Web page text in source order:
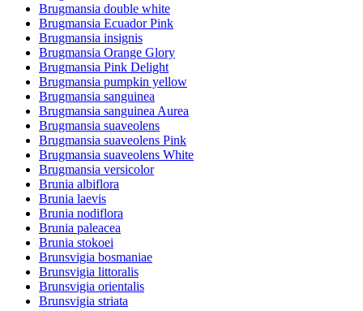
Brugmansia double white
Brugmansia Ecuador Pink
Brugmansia insignis
Brugmansia Orange Glory
Brugmansia Pink Delight
Brugmansia pumpkin yellow
Brugmansia sanguinea
Brugmansia sanguinea Aurea
Brugmansia suaveolens
Brugmansia suaveolens Pink
Brugmansia suaveolens White
Brugmansia versicolor
Brunia albiflora
Brunia laevis
Brunia nodiflora
Brunia paleacea
Brunia stokoei
Brunsvigia bosmaniae
Brunsvigia littoralis
Brunsvigia orientalis
Brunsvigia striata